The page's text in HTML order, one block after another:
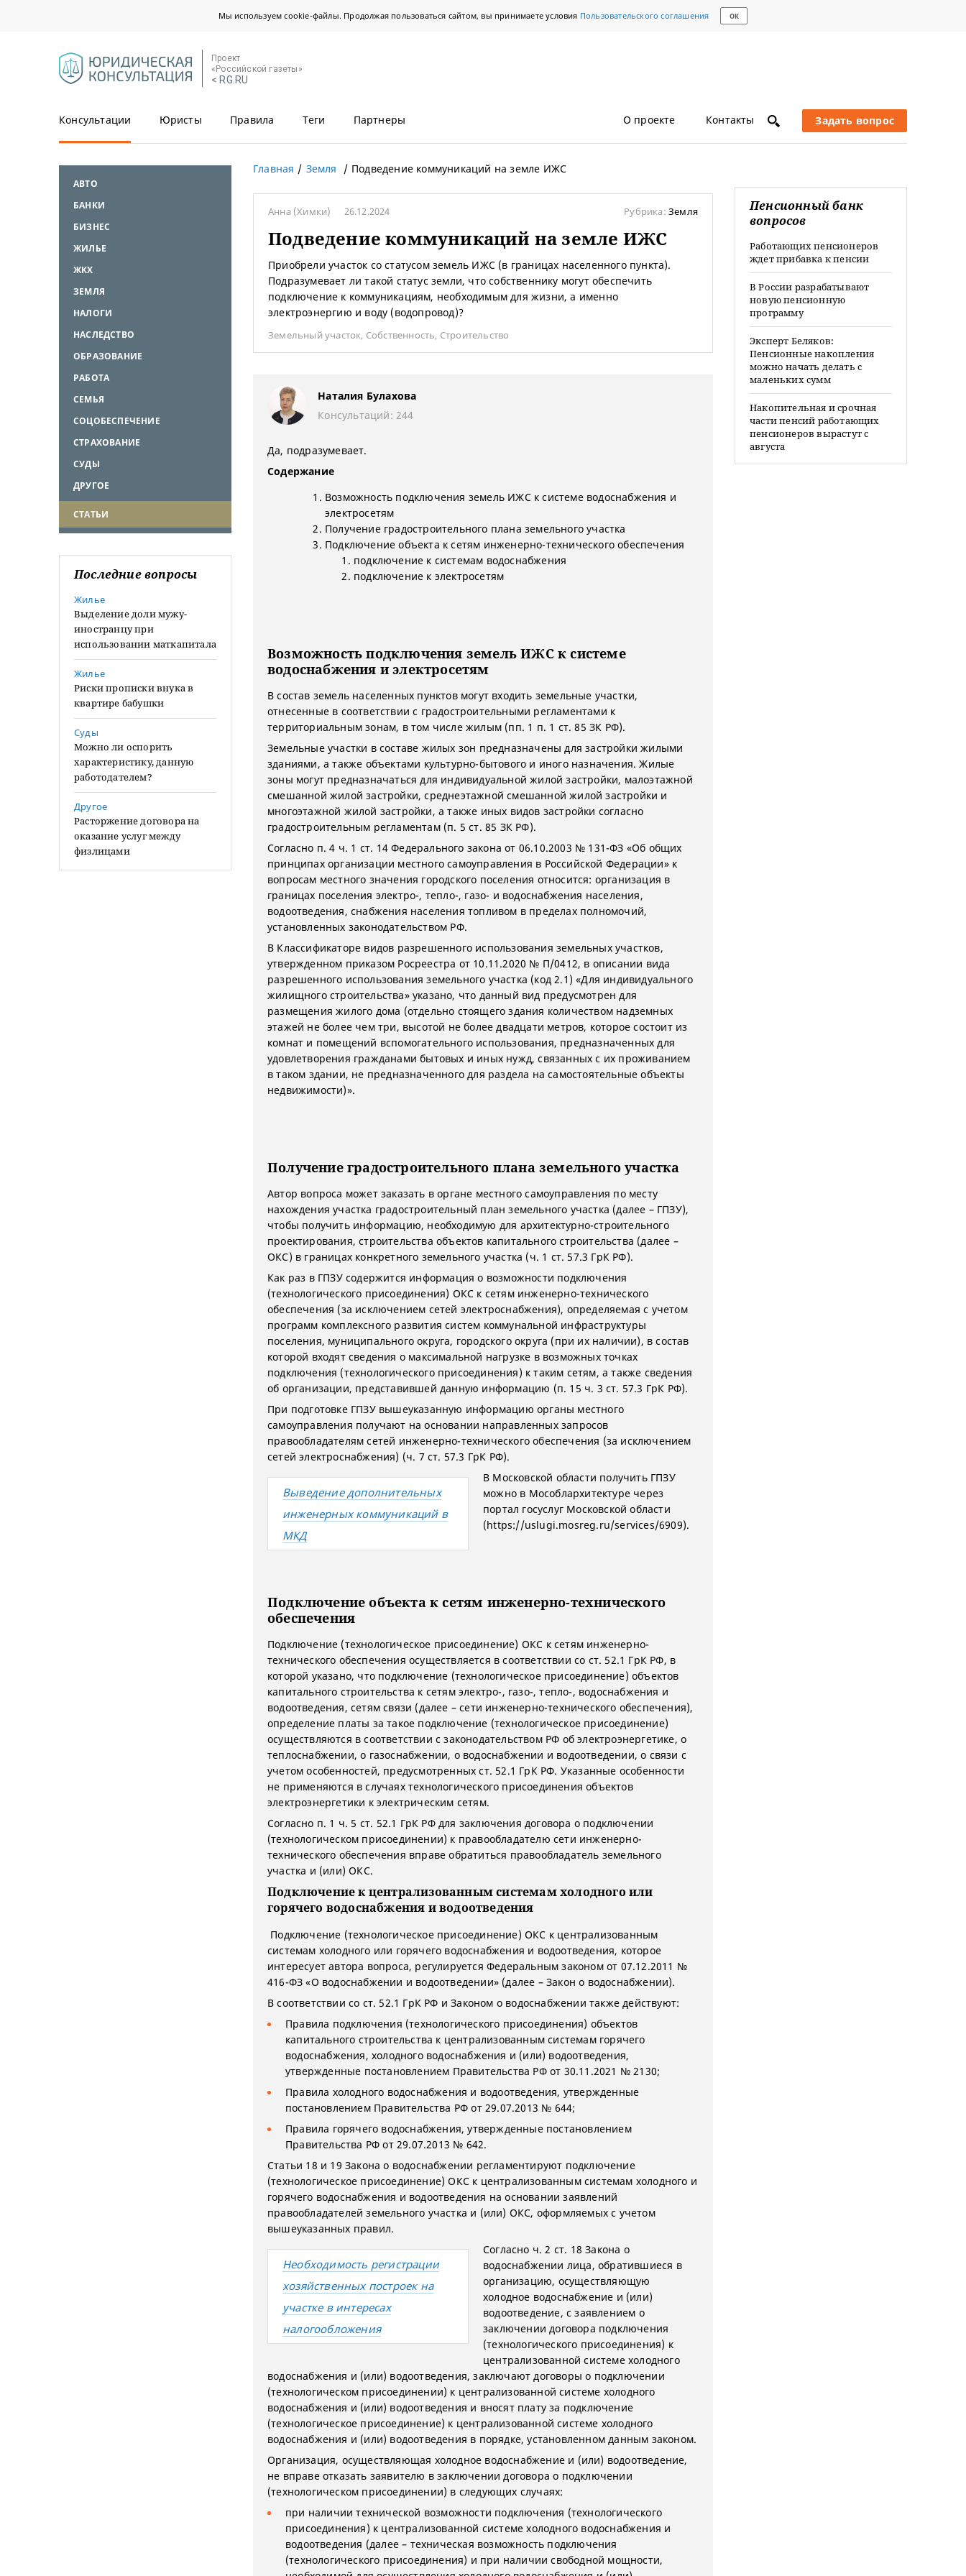
Мы используем cookie-файлы. Продолжая пользоваться сайтом, вы принимаете условия Пользовательского соглашения ОК
Проект
«Российской газеты»
< RG.RU
Консультации Юристы Правила Теги Партнеры О проекте Контакты Задать вопрос
АВТО
БАНКИ
БИЗНЕС
ЖИЛЬЕ
ЖКХ
ЗЕМЛЯ
НАЛОГИ
НАСЛЕДСТВО
ОБРАЗОВАНИЕ
РАБОТА
СЕМЬЯ
СОЦОБЕСПЕЧЕНИЕ
СТРАХОВАНИЕ
СУДЫ
ДРУГОЕ
СТАТЬИ
Последние вопросы
Жилье
Выделение доли мужу-
иностранцу при
использовании маткапитала
Жилье
Риски прописки внука в
квартире бабушки
Суды
Можно ли оспорить
характеристику, данную
работодателем?
Другое
Расторжение договора на
оказание услуг между
физлицами
Главная Земля Подведение коммуникаций на земле ИЖС
Анна(Химки) 26.12.2024 Рубрика: Земля
Подведение коммуникаций на земле ИЖС
Приобрели участок со статусом земель ИЖС (в границах населенного пункта).
Подразумевает ли такой статус земли, что собственнику могут обеспечить
подключение к коммуникациям, необходимым для жизни, а именно
электроэнергию и воду (водопровод)?
Земельный участок, Собственность, Строительство
Наталия Булахова
Консультаций: 244
Да, подразумевает.
Содержание
Возможность подключения земель ИЖС к системе водоснабжения и
электросетям
Получение градостроительного плана земельного участка
Подключение объекта к сетям инженерно-технического обеспечения
подключение к системам водоснабжения
подключение к электросетям
Возможность подключения земель ИЖС к системе
водоснабжения и электросетям
В состав земель населенных пунктов могут входить земельные участки,
отнесенные в соответствии с градостроительными регламентами к
территориальным зонам, в том числе жилым (пп. 1 п. 1 ст. 85 ЗК РФ).
Земельные участки в составе жилых зон предназначены для застройки жилыми
зданиями, а также объектами культурно-бытового и иного назначения. Жилые
зоны могут предназначаться для индивидуальной жилой застройки, малоэтажной
смешанной жилой застройки, среднеэтажной смешанной жилой застройки и
многоэтажной жилой застройки, а также иных видов застройки согласно
градостроительным регламентам (п. 5 ст. 85 ЗК РФ).
Согласно п. 4 ч. 1 ст. 14 Федерального закона от 06.10.2003 № 131-ФЗ «Об общих
принципах организации местного самоуправления в Российской Федерации» к
вопросам местного значения городского поселения относится: организация в
границах поселения электро-, тепло-, газо- и водоснабжения населения,
водоотведения, снабжения населения топливом в пределах полномочий,
установленных законодательством РФ.
В Классификаторе видов разрешенного использования земельных участков,
утвержденном приказом Росреестра от 10.11.2020 № П/0412, в описании вида
разрешенного использования земельного участка (код 2.1) «Для индивидуального
жилищного строительства» указано, что данный вид предусмотрен для
размещения жилого дома (отдельно стоящего здания количеством надземных
этажей не более чем три, высотой не более двадцати метров, которое состоит из
комнат и помещений вспомогательного использования, предназначенных для
удовлетворения гражданами бытовых и иных нужд, связанных с их проживанием
в таком здании, не предназначенного для раздела на самостоятельные объекты
недвижимости)».
Получение градостроительного плана земельного участка
Автор вопроса может заказать в органе местного самоуправления по месту
нахождения участка градостроительный план земельного участка (далее – ГПЗУ),
чтобы получить информацию, необходимую для архитектурно-строительного
проектирования, строительства объектов капитального строительства (далее –
ОКС) в границах конкретного земельного участка (ч. 1 ст. 57.3 ГрК РФ).
Как раз в ГПЗУ содержится информация о возможности подключения
(технологического присоединения) ОКС к сетям инженерно-технического
обеспечения (за исключением сетей электроснабжения), определяемая с учетом
программ комплексного развития систем коммунальной инфраструктуры
поселения, муниципального округа, городского округа (при их наличии), в состав
которой входят сведения о максимальной нагрузке в возможных точках
подключения (технологического присоединения) к таким сетям, а также сведения
об организации, представившей данную информацию (п. 15 ч. 3 ст. 57.3 ГрК РФ).
При подготовке ГПЗУ вышеуказанную информацию органы местного
самоуправления получают на основании направленных запросов
правообладателям сетей инженерно-технического обеспечения (за исключением
сетей электроснабжения) (ч. 7 ст. 57.3 ГрК РФ).
Выведение дополнительных
инженерных коммуникаций в
МКД
В Московской области получить ГПЗУ
можно в Мособлархитектуре через
портал госуслуг Московской области
(https://uslugi.mosreg.ru/services/6909).
Подключение объекта к сетям инженерно-технического
обеспечения
Подключение (технологическое присоединение) ОКС к сетям инженерно-
технического обеспечения осуществляется в соответствии со ст. 52.1 ГрК РФ, в
которой указано, что подключение (технологическое присоединение) объектов
капитального строительства к сетям электро-, газо-, тепло-, водоснабжения и
водоотведения, сетям связи (далее – сети инженерно-технического обеспечения),
определение платы за такое подключение (технологическое присоединение)
осуществляются в соответствии с законодательством РФ об электроэнергетике, о
теплоснабжении, о газоснабжении, о водоснабжении и водоотведении, о связи с
учетом особенностей, предусмотренных ст. 52.1 ГрК РФ. Указанные особенности
не применяются в случаях технологического присоединения объектов
электроэнергетики к электрическим сетям.
Согласно п. 1 ч. 5 ст. 52.1 ГрК РФ для заключения договора о подключении
(технологическом присоединении) к правообладателю сети инженерно-
технического обеспечения вправе обратиться правообладатель земельного
участка и (или) ОКС.
Подключение к централизованным системам холодного или
горячего водоснабжения и водоотведения
Подключение (технологическое присоединение) ОКС к централизованным
системам холодного или горячего водоснабжения и водоотведения, которое
интересует автора вопроса, регулируется Федеральным законом от 07.12.2011 №
416-ФЗ «О водоснабжении и водоотведении» (далее – Закон о водоснабжении).
В соответствии со ст. 52.1 ГрК РФ и Законом о водоснабжении также действуют:
Правила подключения (технологического присоединения) объектов
капитального строительства к централизованным системам горячего
водоснабжения, холодного водоснабжения и (или) водоотведения,
утвержденные постановлением Правительства РФ от 30.11.2021 № 2130;
Правила холодного водоснабжения и водоотведения, утвержденные
постановлением Правительства РФ от 29.07.2013 № 644;
Правила горячего водоснабжения, утвержденные постановлением
Правительства РФ от 29.07.2013 № 642.
Статьи 18 и 19 Закона о водоснабжении регламентируют подключение
(технологическое присоединение) ОКС к централизованным системам холодного и
горячего водоснабжения и водоотведения на основании заявлений
правообладателей земельного участка и (или) ОКС, оформляемых с учетом
вышеуказанных правил.
Необходимость регистрации
хозяйственных построек на
участке в интересах
налогообложения
Согласно ч. 2 ст. 18 Закона о
водоснабжении лица, обратившиеся в
организацию, осуществляющую
холодное водоснабжение и (или)
водоотведение, с заявлением о
заключении договора подключения
(технологического присоединения) к
централизованной системе холодного
водоснабжения и (или) водоотведения, заключают договоры о подключении
(технологическом присоединении) к централизованной системе холодного
водоснабжения и (или) водоотведения и вносят плату за подключение
(технологическое присоединение) к централизованной системе холодного
водоснабжения и (или) водоотведения в порядке, установленном данным законом.
Организация, осуществляющая холодное водоснабжение и (или) водоотведение,
не вправе отказать заявителю в заключении договора о подключении
(технологическом присоединении) в следующих случаях:
при наличии технической возможности подключения (технологического
присоединения) к централизованной системе холодного водоснабжения и
водоотведения (далее – техническая возможность подключения
(технологического присоединения) и при наличии свободной мощности,
Пенсионный банк
вопросов
Работающих пенсионеров
ждет прибавка к пенсии
В России разрабатывают
новую пенсионную
программу
Эксперт Беляков:
Пенсионные накопления
можно начать делать с
маленьких сумм
Накопительная и срочная
части пенсий работающих
пенсионеров вырастут с
августа